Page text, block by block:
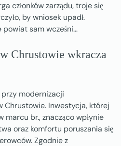
członków zarządu, troje się
by wniosek upadł.
powiat sam wcześni…
Chrustowie wkracza
modernizacji
Inwestycja, której
marcu br., znacząco wpłynie
oraz komfortu poruszania się
Zgodnie z